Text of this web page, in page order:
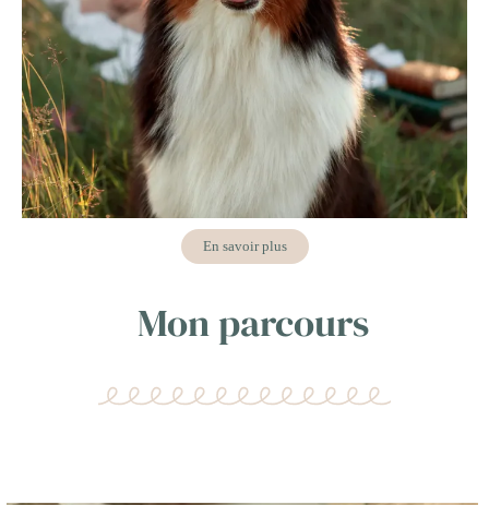
En savoir plus
Mon parcours